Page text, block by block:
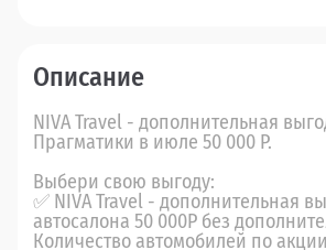
Описание
NIVA Travel - дополнительная
Прагматики в июле 50 000 Р.
Выбери свою выгоду:
✅ NIVA Travel - дополнительная
автосалона 50 000Р без
Количество автомобилей по